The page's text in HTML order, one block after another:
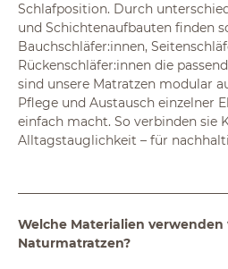
Schlafposition. Durch
und Schichtenaufbauten finden
Bauchschläfer:innen,
Rückenschläfer:innen die
sind unsere Matratzen modular
Pflege und Austausch einzelner
einfach macht. So verbinden sie
Alltagstauglichkeit – für
Welche Materialien
Naturmatratzen?